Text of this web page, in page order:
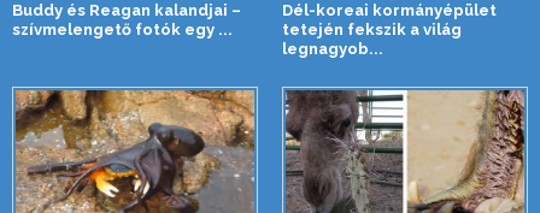
Buddy és Reagan kalandjai –
szívmelengető fotók egy ...
Dél-koreai kormányépület
tetején fekszik a világ
legnagyob...